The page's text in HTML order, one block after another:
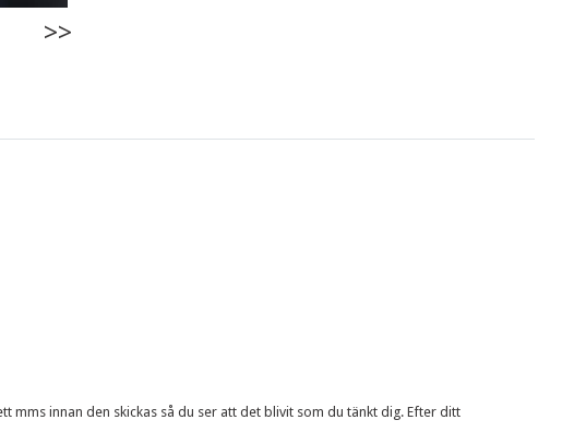
>>
mms innan den skickas så du ser att det blivit som du tänkt dig. Efter ditt